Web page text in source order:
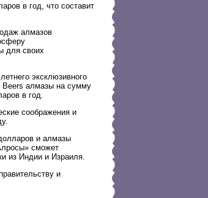
в год, что составит
алмазов
для своих
эксклюзивного
Beers алмазы на сумму
в год.
соображения и
и алмазы
сможет
из Индии и Израиля.
и